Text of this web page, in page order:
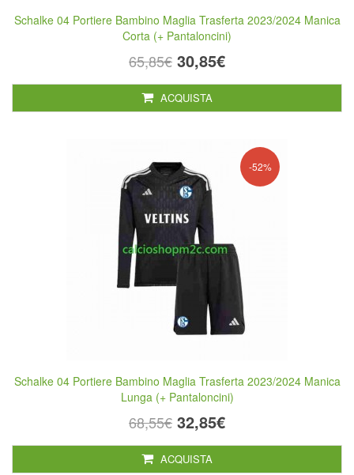
Schalke 04 Portiere Bambino Maglia Trasferta 2023/2024 Manica
Corta (+ Pantaloncini)
65,85€ 30,85€
ACQUISTA
-52%
Schalke 04 Portiere Bambino Maglia Trasferta 2023/2024 Manica
Lunga (+ Pantaloncini)
68,55€ 32,85€
ACQUISTA